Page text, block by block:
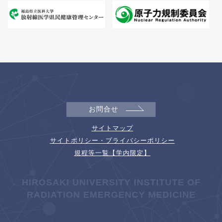
お問合せ
サイトマップ
サイトポリシー・プライバシーポリシー
規程等一覧【学内限定】
HIROSAKI UNIVERSITY INSTITUTE OF
RADIATION EMERGENCY MEDICINE